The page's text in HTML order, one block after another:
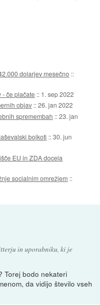
dolarjev mesečno ::
- če plačate :: 1. sep 2022
objav ::26. jan 2022
spremembah ::23. jan
bojkoti ::30. jun
EU in ZDA docela
socialnim omrežjem ::
in uporabniku, ki je
Torej bodo nekateri
da vidijo število vseh